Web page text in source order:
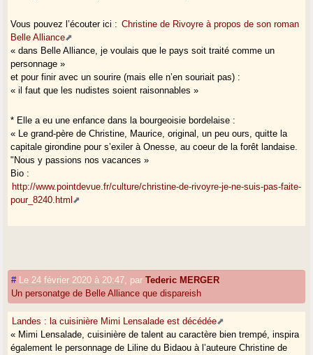
Vous pouvez l’écouter ici : Christine de Rivoyre à propos de son roman
Belle Alliance
« dans Belle Alliance, je voulais que le pays soit traité comme un
personnage »
et pour finir avec un sourire (mais elle n’en souriait pas) :
« il faut que les nudistes soient raisonnables »
* Elle a eu une enfance dans la bourgeoisie bordelaise :
« Le grand-père de Christine, Maurice, original, un peu ours, quitte la
capitale girondine pour s’exiler à Onesse, au coeur de la forêt landaise.
"Nous y passions nos vacances »
Bio :
http://www.pointdevue.fr/culture/christine-de-rivoyre-je-ne-suis-pas-faite-
pour_8240.html
# Le 24 février 2020 à 20:47 parTederic MERGER
Un personatge de Belle Alliance que dispareish
Landes : la cuisinière Mimi Lensalade est décédée
« Mimi Lensalade, cuisinière de talent au caractère bien trempé, inspira
également le personnage de Liline du Bidaou à l’auteure Christine de